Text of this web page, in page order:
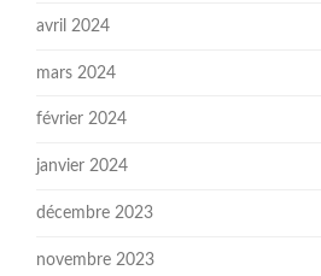
avril 2024
mars 2024
février 2024
janvier 2024
décembre 2023
novembre 2023